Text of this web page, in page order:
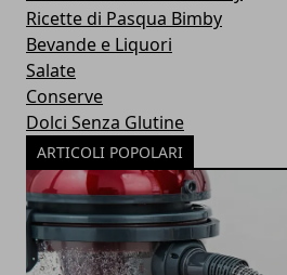
Ricette di Pasqua Bimby
Bevande e Liquori
Salate
Conserve
Dolci Senza Glutine
ARTICOLI POPOLARI